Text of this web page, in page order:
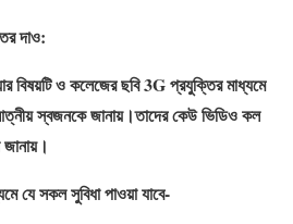
দাও:
বিষয়টি ও কলেজের ছবি 3G প্রযুক্তির মাধ্যমে
স্বজনকে জানায়।তাদের কেউ ভিডিও কল
যে সকল সুবিধা পাওয়া যাবে-